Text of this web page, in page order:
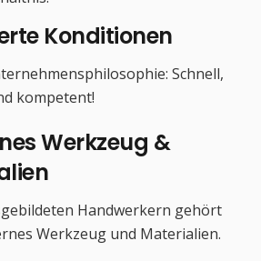
Konditionen
Schnell,
kompetent!
Werkzeug &
Handwerkern gehört
Werkzeug und Materialien.